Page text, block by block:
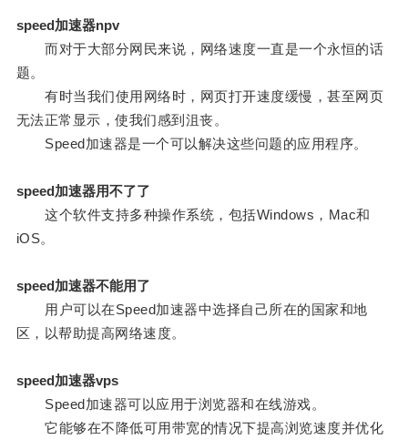
speed加速器npv
而对于大部分网民来说，网络速度一直是一个永恒的话
题。
有时当我们使用网络时，网页打开速度缓慢，甚至网页
无法正常显示，使我们感到沮丧。
Speed加速器是一个可以解决这些问题的应用程序。
speed加速器用不了了
这个软件支持多种操作系统，包括Windows，Mac和
iOS。
speed加速器不能用了
用户可以在Speed加速器中选择自己所在的国家和地
区，以帮助提高网络速度。
speed加速器vps
Speed加速器可以应用于浏览器和在线游戏。
它能够在不降低可用带宽的情况下提高浏览速度并优化